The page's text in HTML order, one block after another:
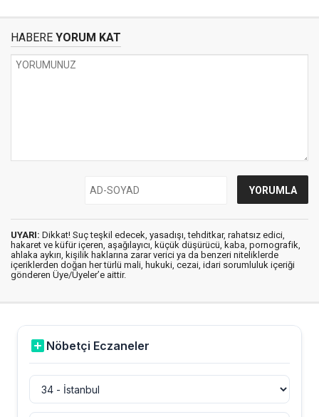
HABERE YORUM KAT
UYARI: Dikkat! Suç teşkil edecek, yasadışı, tehditkar, rahatsız edici,
hakaret ve küfür içeren, aşağılayıcı, küçük düşürücü, kaba, pornografik,
ahlaka aykırı, kişilik haklarına zarar verici ya da benzeri niteliklerde
içeriklerden doğan her türlü mali, hukuki, cezai, idari sorumluluk içeriği
gönderen Üye/Üyeler’e aittir.